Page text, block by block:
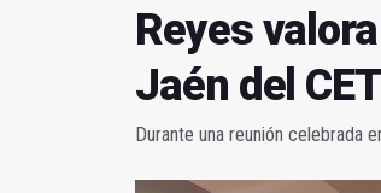
Reyes
Jaén del
Durante una reunión celebrada